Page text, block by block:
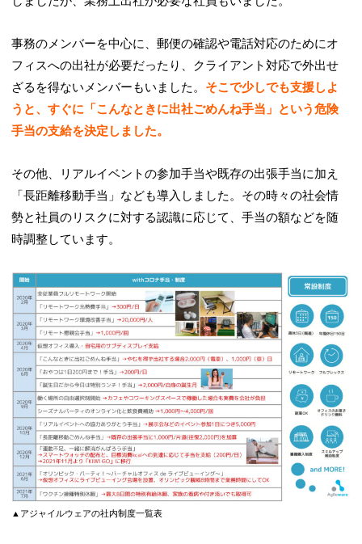
事務のメンバーを中心に、郵便の確認や電話対応のためにオ
フィスへの出社が必要だったり、クライアント対応で外出せ
ざるを得ないメンバーもいました。 そこで少しでも支援しよ
うと、すぐに「こんなときに出社ごめんね手当」という危険
手当の支給を決定しました。
その他、リアルイベントの参加手当や既存の出張手当に加え
「長距離移動手当」なども導入しました。その時々の社会情
勢と社員のリスクに対する認識に応じて、手当の額などを随
時調整しています。
▲アジャイルウェアの社内制度一覧表